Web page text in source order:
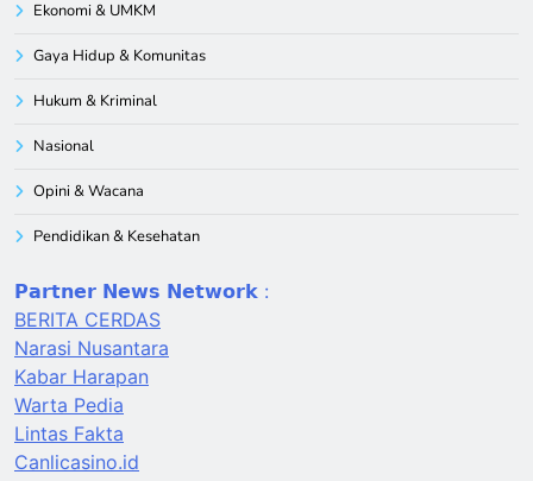
Ekonomi & UMKM
Gaya Hidup & Komunitas
Hukum & Kriminal
Nasional
Opini & Wacana
Pendidikan & Kesehatan
𝗣𝗮𝗿𝘁𝗻𝗲𝗿 𝗡𝗲𝘄𝘀 𝗡𝗲𝘁𝘄𝗼𝗿𝗸 :
BERITA CERDAS
Narasi Nusantara
Kabar Harapan
Warta Pedia
Lintas Fakta
Canlicasino.id